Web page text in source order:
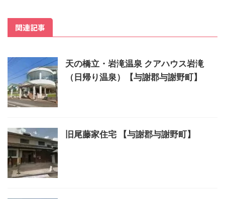
関連記事
天の橋立・岩滝温泉 クアハウス岩滝
（日帰り温泉）【与謝郡与謝野町】
旧尾藤家住宅 【与謝郡与謝野町】